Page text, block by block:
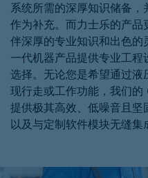
系统所需的深厚知识储备
作为补充。而力士乐的产
伴深厚的专业知识和出色
一代机器产品提供专业工
选择。无论您是希望通过
现行走或工作功能，我们
提供极其高效、低噪音且
以及与定制软件模块无缝集